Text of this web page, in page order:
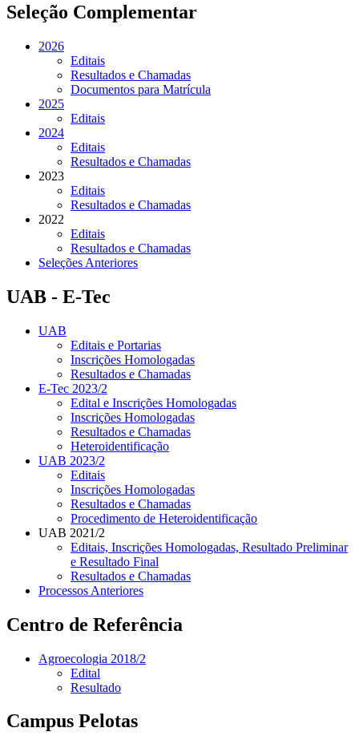
Seleção Complementar
2026
Editais
Resultados e Chamadas
Documentos para Matrícula
2025
Editais
2024
Editais
Resultados e Chamadas
2023
Editais
Resultados e Chamadas
2022
Editais
Resultados e Chamadas
Seleções Anteriores
UAB - E-Tec
UAB
Editais e Portarias
Inscrições Homologadas
Resultados e Chamadas
E-Tec 2023/2
Edital e Inscrições Homologadas
Inscrições Homologadas
Resultados e Chamadas
Heteroidentificação
UAB 2023/2
Editais
Inscrições Homologadas
Resultados e Chamadas
Procedimento de Heteroidentificação
UAB 2021/2
Editais, Inscrições Homologadas, Resultado Preliminar
e Resultado Final
Resultados e Chamadas
Processos Anteriores
Centro de Referência
Agroecologia 2018/2
Edital
Resultado
Campus Pelotas